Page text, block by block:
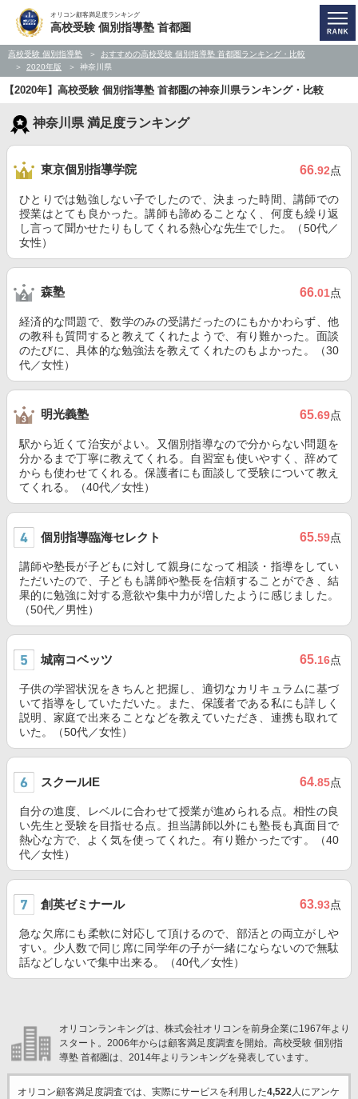
オリコン顧客満足度ランキング
高校受験 個別指導塾 首都圏
高校受験 個別指導塾
おすすめの高校受験 個別指導塾 首都圏ランキング・比較
2020年版
神奈川県
【2020年】高校受験 個別指導塾 首都圏の神奈川県ランキング・比較
神奈川県 満足度ランキング
東京個別指導学院 66.92点
ひとりでは勉強しない子でしたので、決まった時間、講師での
授業はとても良かった。講師も諦めることなく、何度も繰り返
し言って聞かせたりもしてくれる熱心な先生でした。（50代／
女性）
森塾 66.01点
経済的な問題で、数学のみの受講だったのにもかかわらず、他
の教科も質問すると教えてくれたようで、有り難かった。面談
のたびに、具体的な勉強法を教えてくれたのもよかった。（30
代／女性）
明光義塾 65.69点
駅から近くて治安がよい。又個別指導なので分からない問題を
分かるまで丁寧に教えてくれる。自習室も使いやすく、辞めて
からも使わせてくれる。保護者にも面談して受験について教え
てくれる。（40代／女性）
個別指導臨海セレクト 65.59点
講師や塾長が子どもに対して親身になって相談・指導をしてい
ただいたので、子どもも講師や塾長を信頼することができ、結
果的に勉強に対する意欲や集中力が増したように感じました。
（50代／男性）
城南コベッツ 65.16点
子供の学習状況をきちんと把握し、適切なカリキュラムに基づ
いて指導をしていただいた。また、保護者である私にも詳しく
説明、家庭で出来ることなどを教えていただき、連携も取れて
いた。（50代／女性）
スクールIE 64.85点
自分の進度、レベルに合わせて授業が進められる点。相性の良
い先生と受験を目指せる点。担当講師以外にも塾長も真面目で
熱心な方で、よく気を使ってくれた。有り難かったです。（40
代／女性）
創英ゼミナール 63.93点
急な欠席にも柔軟に対応して頂けるので、部活との両立がしや
すい。少人数で同じ席に同学年の子が一緒にならないので無駄
話などしないで集中出来る。（40代／女性）
オリコンランキングは、株式会社オリコンを前身企業に1967年より
スタート。2006年からは顧客満足度調査を開始。高校受験 個別指
導塾 首都圏は、2014年よりランキングを発表しています。
オリコン顧客満足度調査では、実際にサービスを利用した4,522人にアンケ